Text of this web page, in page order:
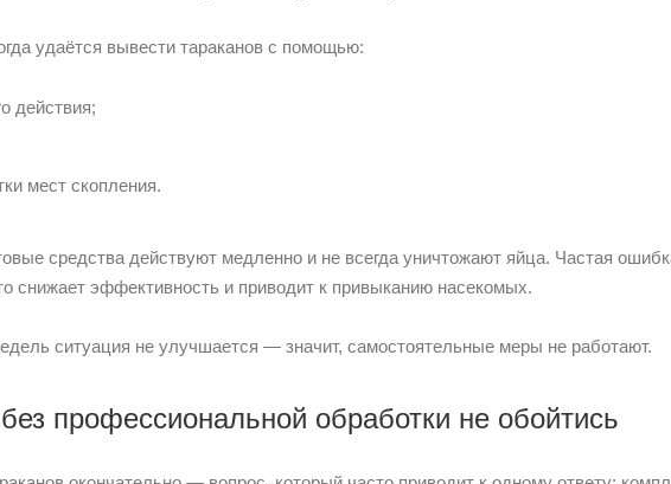
удаётся вывести тараканов с помощью:
действия;
мест скопления.
средства действуют медленно и не всегда уничтожают яйца. Частая
снижает эффективность и приводит к привыканию насекомых.
ситуация не улучшается — значит, самостоятельные меры не работают.
профессиональной обработки не обойтись